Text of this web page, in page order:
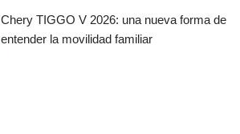
Chery TIGGO V 2026: una nueva forma de
entender la movilidad familiar